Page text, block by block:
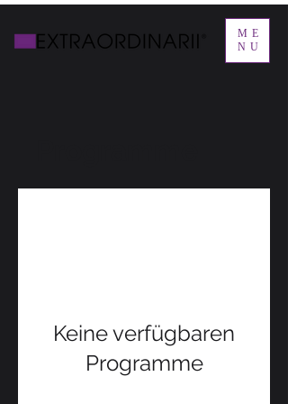
ME
NU
Keine verfügbaren
Programme